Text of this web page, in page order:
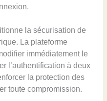
la sécurisation de
La plateforme
immédiatement le
l’authentification à deux
la protection des
toute compromission.